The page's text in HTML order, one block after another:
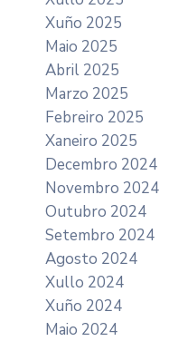
Xuño 2025
Maio 2025
Abril 2025
Marzo 2025
Febreiro 2025
Xaneiro 2025
Decembro 2024
Novembro 2024
Outubro 2024
Setembro 2024
Agosto 2024
Xullo 2024
Xuño 2024
Maio 2024